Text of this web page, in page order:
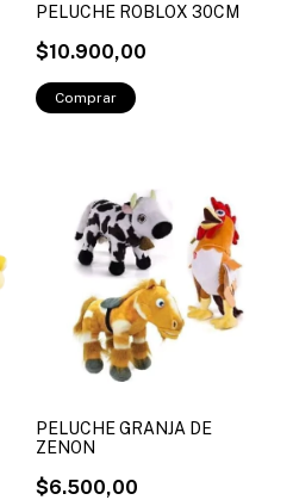
PELUCHE ROBLOX 30CM
$10.900,00
PELUCHE GRANJA DE
ZENON
$6.500,00